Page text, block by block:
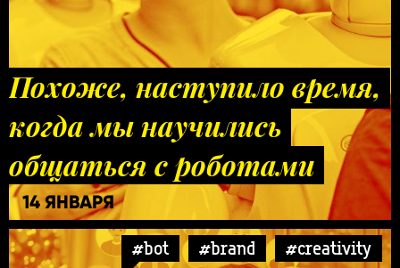
Похоже, наступило время,
когда мы научились
общаться с роботами
14 ЯНВАРЯ
#bot #brand
#creativity